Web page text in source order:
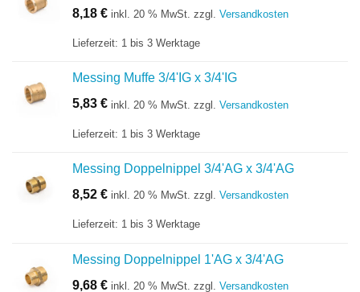
8,18 € inkl. 20 % MwSt. zzgl. Versandkosten
Lieferzeit: 1 bis 3 Werktage
Messing Muffe 3/4'IG x 3/4'IG
5,83 € inkl. 20 % MwSt. zzgl. Versandkosten
Lieferzeit: 1 bis 3 Werktage
Messing Doppelnippel 3/4'AG x 3/4'AG
8,52 € inkl. 20 % MwSt. zzgl. Versandkosten
Lieferzeit: 1 bis 3 Werktage
Messing Doppelnippel 1'AG x 3/4'AG
9,68 € inkl. 20 % MwSt. zzgl. Versandkosten